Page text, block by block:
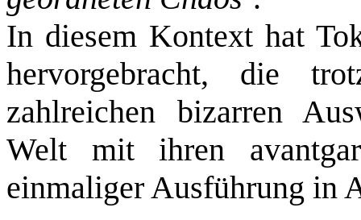
In diesem Kontext hat
hervorgebracht, die
zahlreichen bizarren
Welt mit ihren
einmaliger Ausführung in